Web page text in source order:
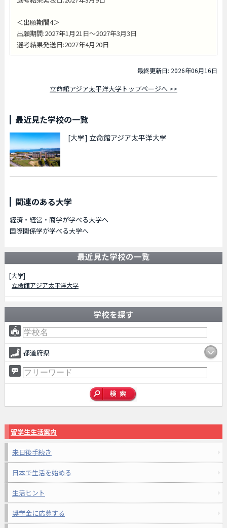
＜出願期間4＞
出願期間:2027年1月21日～2027年3月3日
選考結果発送日:2027年4月20日
最終更新日: 2026年06月16日
立命館アジア太平洋大学トップページへ >>
最近見た学校の一覧
[大学] 立命館アジア太平洋大学
関連のある大学
経済・経営・商学が学べる大学へ
国際関係学が学べる大学へ
最近見た学校の一覧
[大学]
立命館アジア太平洋大学
学校を探す
都道府県
留学生生活案内
来日後手続き
日本で生活を始める
生活ヒント
奨学金に応募する